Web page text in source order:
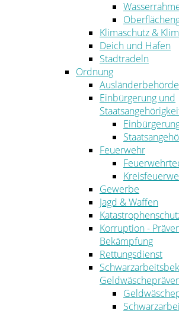
Klimaschutz &
Deich und Hafen
Stadtradeln
Ordnung
Ausländerbehörde
Einbürgerung und
Feuerwehr
Gewerbe
Jagd & Waffen
Korruption -
Bekämpfung
Rettungsdienst